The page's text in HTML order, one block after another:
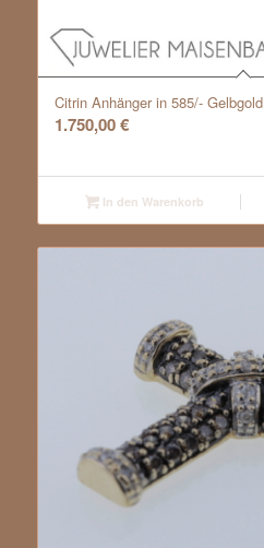
Citrin Anhänger in 585/- Gelbgold
1.750,00€
In den Warenkorb